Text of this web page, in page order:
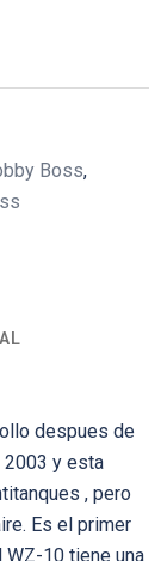
Boss,
despues de
2003 y esta
, pero
Es el primer
10 tiene una